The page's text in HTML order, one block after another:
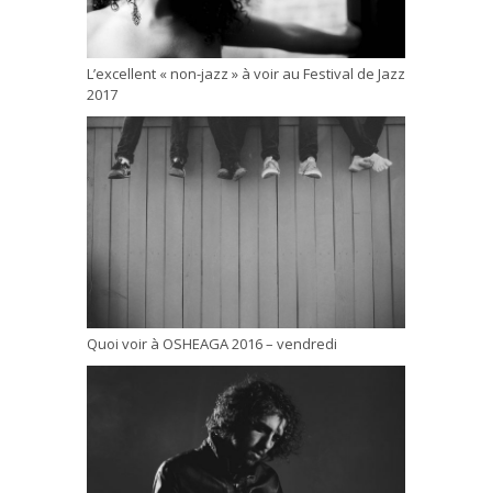
L’excellent « non-jazz » à voir au Festival de Jazz
2017
Quoi voir à OSHEAGA 2016 – vendredi